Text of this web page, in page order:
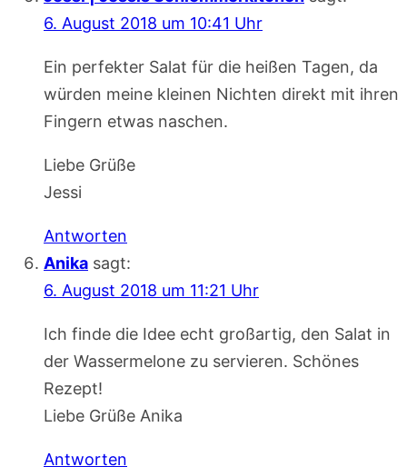
6. August 2018 um 10:41 Uhr
Ein perfekter Salat für die heißen Tagen, da
würden meine kleinen Nichten direkt mit ihren
Fingern etwas naschen.
Liebe Grüße
Jessi
Antworten
Anika sagt:
6. August 2018 um 11:21 Uhr
Ich finde die Idee echt großartig, den Salat in
der Wassermelone zu servieren. Schönes
Rezept!
Liebe Grüße Anika
Antworten